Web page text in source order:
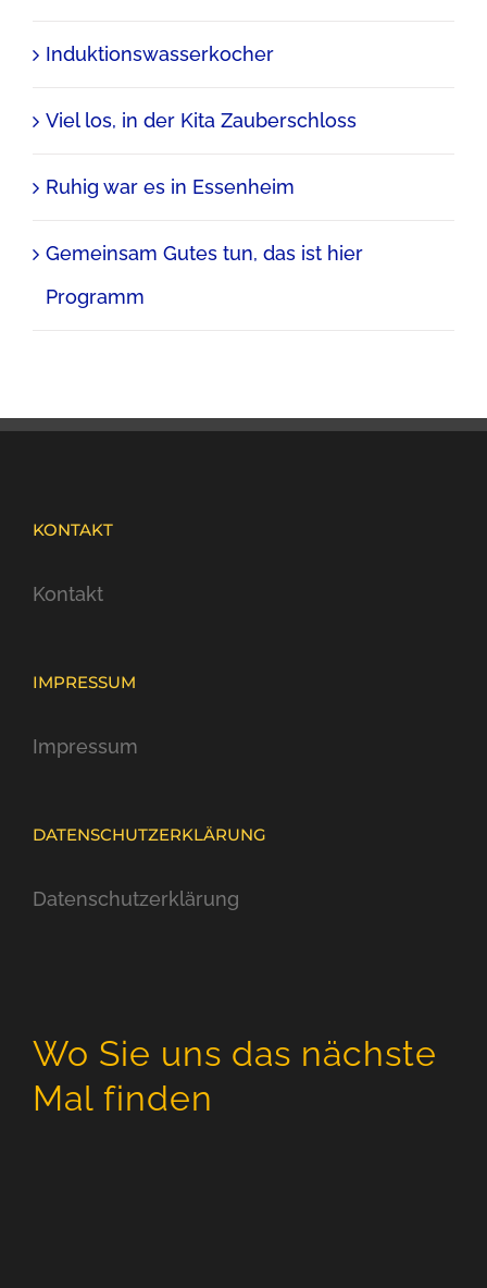
Induktionswasserkocher
Viel los, in der Kita Zauberschloss
Ruhig war es in Essenheim
Gemeinsam Gutes tun, das ist hier
Programm
KONTAKT
Kontakt
IMPRESSUM
Impressum
DATENSCHUTZERKLÄRUNG
Datenschutzerklärung
Wo Sie uns das nächste
Mal finden